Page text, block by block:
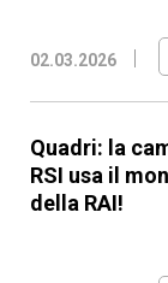
02.03.2026
Quadri: la
RSI usa il
della RAI!